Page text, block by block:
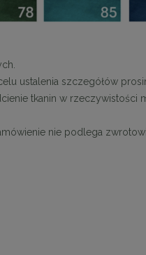
Najniższa cena:
1 999,00 zł
ustalenia szczegółów
tkanin w rzeczywistości
nie podlega zwrotowi